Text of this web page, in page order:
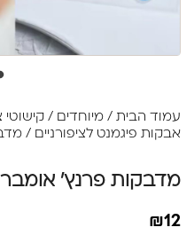
עמוד הבית / מיוחדים / קישוטי
אבקות פיגמנט לציפורניים /
מדבקות פרנץ'
₪12